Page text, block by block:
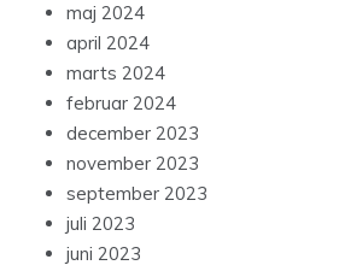
maj 2024
april 2024
marts 2024
februar 2024
december 2023
november 2023
september 2023
juli 2023
juni 2023